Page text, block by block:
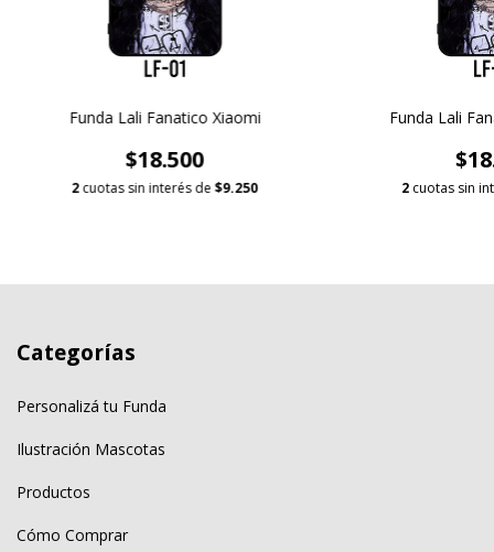
Funda Lali Fanatico Xiaomi
$18.500
2cuotas sin interés de$9.250
Funda Lali
2 cuotas sin
Categorías
Personalizá tu Funda
Ilustración Mascotas
Productos
Cómo Comprar